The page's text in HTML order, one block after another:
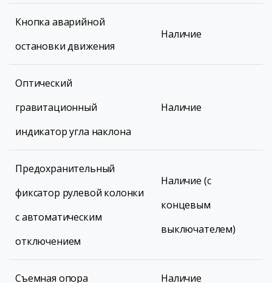
Кнопка аварийной
остановки движения
Наличие
Оптический
гравитационный
индикатор угла наклона
Наличие
Предохранительный
фиксатор рулевой колонки
с автоматическим
отключением
Наличие (с
концевым
выключателем)
Съемная опора Наличие